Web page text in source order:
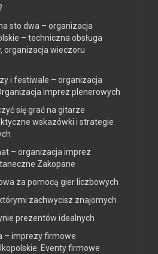
sto dwa – organizacja
– techniczna obsługa
organizacja wieczoru
i festiwale – organizacja
imprez plenerowych
się grać na gitarze
wskazówki i strategie
– organizacja imprez
Zakopane
za pomocą gier liczbowych
zachwycisz znajomych
prezentów idealnych
– imprezy firmowe
Eventy firmowe